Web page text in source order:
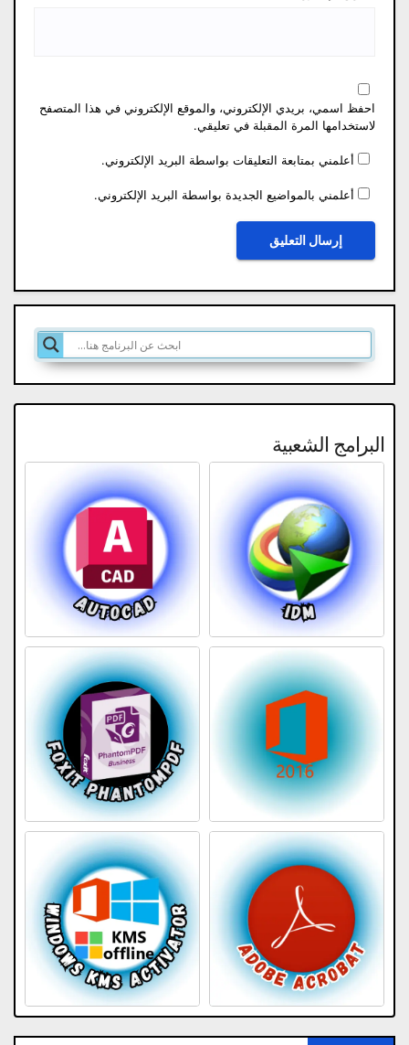
احفظ اسمي، بريدي الإلكتروني، والموقع الإلكتروني في هذا المتصفح
لاستخدامها المرة المقبلة في تعليقي.
أعلمني بمتابعة التعليقات بواسطة البريد الإلكتروني.
أعلمني بالمواضيع الجديدة بواسطة البريد الإلكتروني.
البرامج الشعبية